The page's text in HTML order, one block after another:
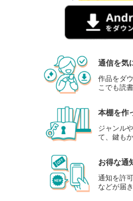
通信を気
作品をダ
こでも読
本棚を作
ジャンル
て、鍵も
お得な通
通知を許
などが届き